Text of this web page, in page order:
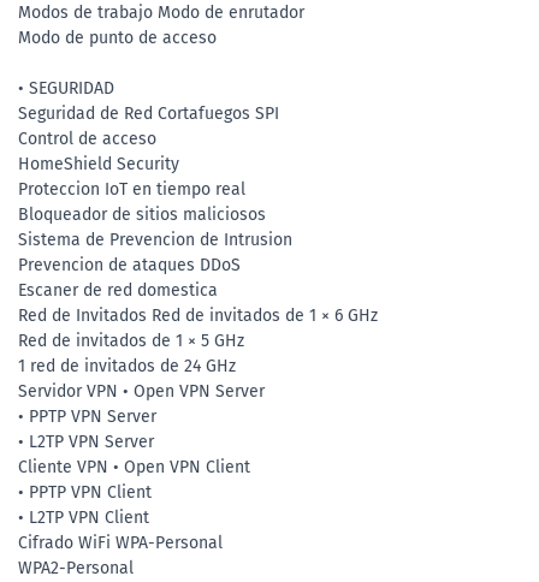
Modos de trabajo Modo de enrutador
Modo de punto de acceso
• SEGURIDAD
Seguridad de Red Cortafuegos SPI
Control de acceso
HomeShield Security
Proteccion IoT en tiempo real
Bloqueador de sitios maliciosos
Sistema de Prevencion de Intrusion
Prevencion de ataques DDoS
Escaner de red domestica
Red de Invitados Red de invitados de 1 × 6 GHz
Red de invitados de 1 × 5 GHz
1 red de invitados de 24 GHz
Servidor VPN • Open VPN Server
• PPTP VPN Server
• L2TP VPN Server
Cliente VPN • Open VPN Client
• PPTP VPN Client
• L2TP VPN Client
Cifrado WiFi WPA-Personal
WPA2-Personal